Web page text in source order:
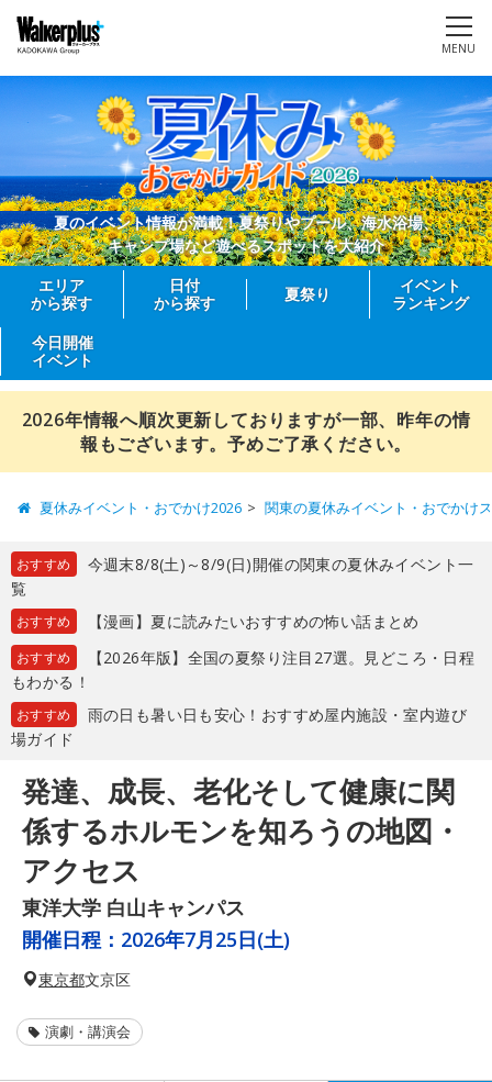
MENU
夏のイベント情報が満載！夏祭りやプール、海水浴場、
キャンプ場など遊べるスポットを大紹介
エリア
から探す
日付
から探す
夏祭り
イベント
ランキング
今日開催
イベント
2026年情報へ順次更新しておりますが一部、昨年の情
報もございます。予めご了承ください。
夏休みイベント・おでかけ2026 関東の夏休みイベント・おでかけ
おすすめ
今週末8/8(土)～8/9(日)開催の関東の夏休みイベント一
覧
おすすめ 【漫画】夏に読みたいおすすめの怖い話まとめ
おすすめ
【2026年版】全国の夏祭り注目27選。見どころ・日程
もわかる！
おすすめ
雨の日も暑い日も安心！おすすめ屋内施設・室内遊び
場ガイド
発達、成長、老化そして健康に関
係するホルモンを知ろうの地図・
アクセス
東洋大学 白山キャンパス
開催日程： 2026年7月25日(土)
東京都文京区
演劇・講演会